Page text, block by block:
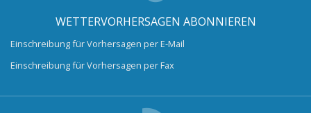
WETTERVORHERSAGEN ABONNIEREN
Einschreibung für Vorhersagen per E-Mail
Einschreibung für Vorhersagen per Fax